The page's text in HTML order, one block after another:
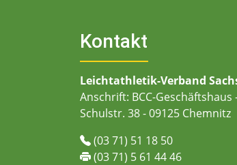
Kontakt
Leichtathletik-Verband
Anschrift: BCC-Geschäftshaus
Schulstr. 38 - 09125 Chemnitz
(03 71) 51 18 50
(03 71) 5 61 44 46